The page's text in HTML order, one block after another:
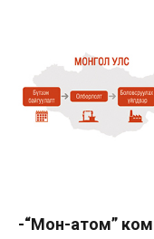
-“Мон-атом”